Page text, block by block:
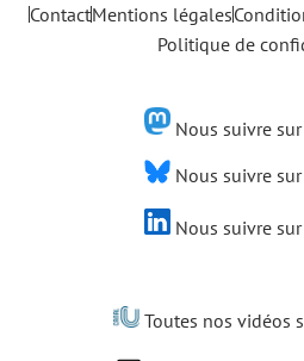
ContactMentions légales
Politique de
Nous suivre sur
Nous suivre sur
Nous suivre sur
Toutes nos vidéos